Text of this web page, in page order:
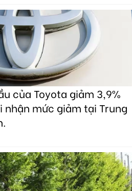
của Toyota giảm 3,9%
nhận mức giảm tại Trung